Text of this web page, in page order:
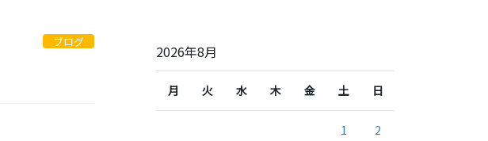
ブログ
2026年8月
月 火 水 木 金 土 日
1 2